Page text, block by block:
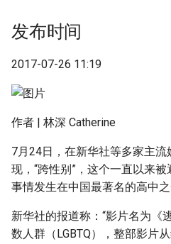
a
r
c
h
版权声明
摘要与附加信息
附加信息 [Processed Page
Metadata]
发布时间
2017-07-26 11:19
作者 | 林深 Catherine
7月24日，在新华社等多家主
现，“跨性别”，这个一直以来被
事情发生在中国最著名的高中之
新华社的报道称：“影片名为《
数人群（LGBTQ），整部影片